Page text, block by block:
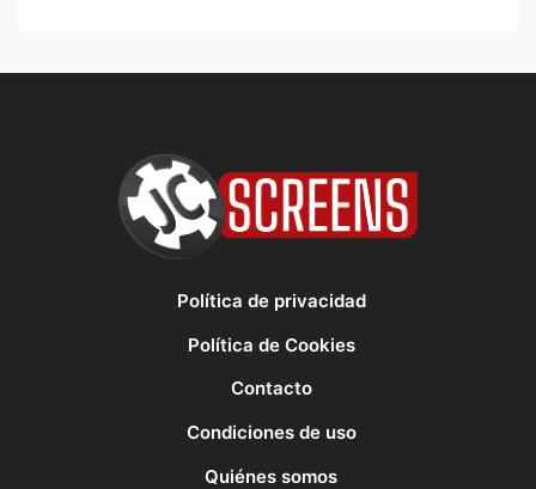
Política de privacidad
Política de Cookies
Contacto
Condiciones de uso
Quiénes somos